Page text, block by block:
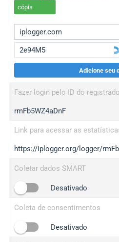
cópia
wl.gl
ed.tc
iplogger.com
maper.info
2no.co
yip.su
iplogger.info
Adicione seu
Fazer login pelo ID do
rmFb5WZ4aDnF
Link para acessar as
https://iplogger.org/logger/
Coletar dados SMART
Desativado
Coleta de consentimentos
Desativado